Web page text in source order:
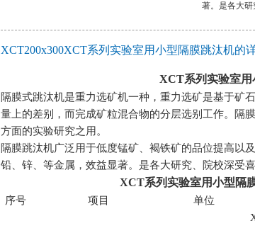
著。是各大研
XCT200x300XCT系列实验室用小型隔膜跳汰机的
XCT系列实验室用
隔膜式跳汰机是重力选矿机一种，重力选矿是基于矿
量上的差别，而完成矿粒混合物的分层选别工作。隔
方面的实验研究之用。
隔膜跳汰机广泛用于低度锰矿、褐铁矿的品位提高以
铅、锌、等金属，效益显著。是各大研究、院校深受
XCT系列实验室用小型隔
序号 项目 单位